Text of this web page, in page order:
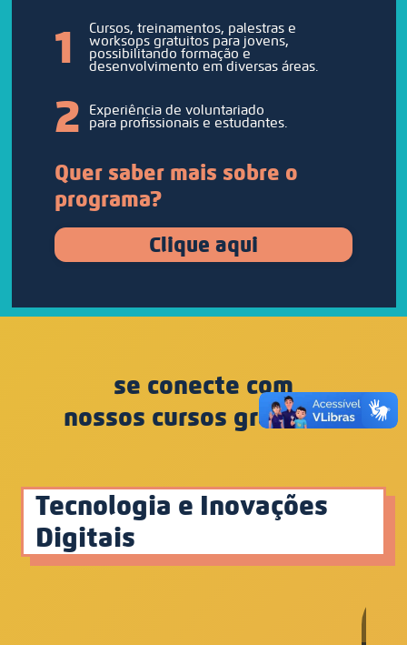
1 Cursos, treinamentos, palestras e
worksops gratuitos para jovens,
possibilitando formação e
desenvolvimento em diversas áreas.
2 Experiência de voluntariado
para profissionais e estudantes.
Quer saber mais sobre o
programa?
Clique aqui
se conecte com
nossos cursos gratuitos
Tecnologia e Inovações
Digitais